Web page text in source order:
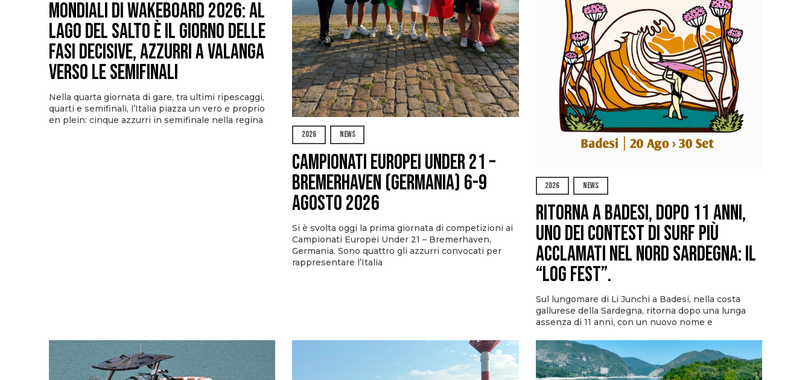
Mondiali di Wakeboard 2026: al
Lago del Salto è il giorno delle
fasi decisive, azzurri a valanga
verso le semifinali
Nella quarta giornata di gare, tra ultimi ripescaggi,
quarti e semifinali, l’Italia piazza un vero e proprio
en plein: cinque azzurri in semifinale nella regina
2026
NEWS
Campionati Europei Under 21 –
Bremerhaven (Germania) 6-9
agosto 2026
Si è svolta oggi la prima giornata di competizioni ai
Campionati Europei Under 21 – Bremerhaven,
Germania. Sono quattro gli azzurri convocati per
rappresentare l’Italia
2026 NEWS
Ritorna a Badesi, dopo 11 anni,
uno dei contest di surf più
acclamati nel nord Sardegna: il
“Log Fest”.
Sul lungomare di Li Junchi a Badesi, nella costa
gallurese della Sardegna, ritorna dopo una lunga
assenza di 11 anni, con un nuovo nome e